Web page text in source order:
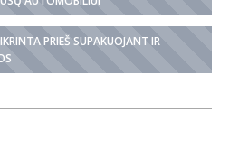
PRIEŠ SUPAKUOJANT IR